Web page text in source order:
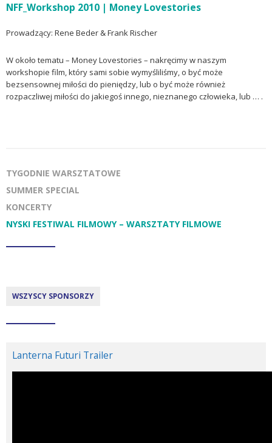
NFF_Workshop 2010 | Money Lovestories
Prowadzący: Rene Beder & Frank Rischer
W około tematu – Money Lovestories – nakręcimy w naszym
workshopie film, który sami sobie wymyśliliśmy, o być może
bezsensownej miłości do pieniędzy, lub o być może również
rozpaczliwej miłości do jakiegoś innego, nieznanego człowieka, lub … .
TYGODNIE WARSZTATOWE
SUMMER SPECIAL
KONCERTY
NYSKI FESTIWAL FILMOWY – WARSZTATY FILMOWE
WSZYSCY SPONSORZY
Lanterna Futuri Trailer